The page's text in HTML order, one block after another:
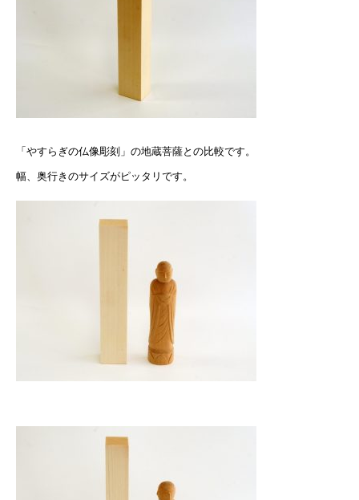
「やすらぎの仏像彫刻」の地蔵菩薩との比較です。
幅、奥行きのサイズがピッタリです。